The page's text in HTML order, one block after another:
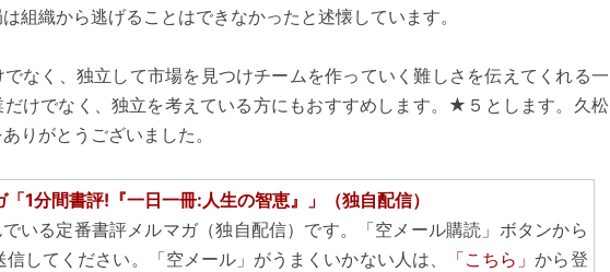
組織から逃げることはできなかったと述懐しています。
なく、独立して市場を見つけチームを作っていく難しさを伝えてくれる一
だけでなく、独立を考えている方にもおすすめします。★５とします。久松
りがとうございました。
1分間書評!『一日一冊:人生の智恵』」（独自配信）
いる定番書評メルマガ（独自配信）です。「空メール購読」ボタンから
信してください。「空メール」がうまくいかない人は、
「こちら」から登